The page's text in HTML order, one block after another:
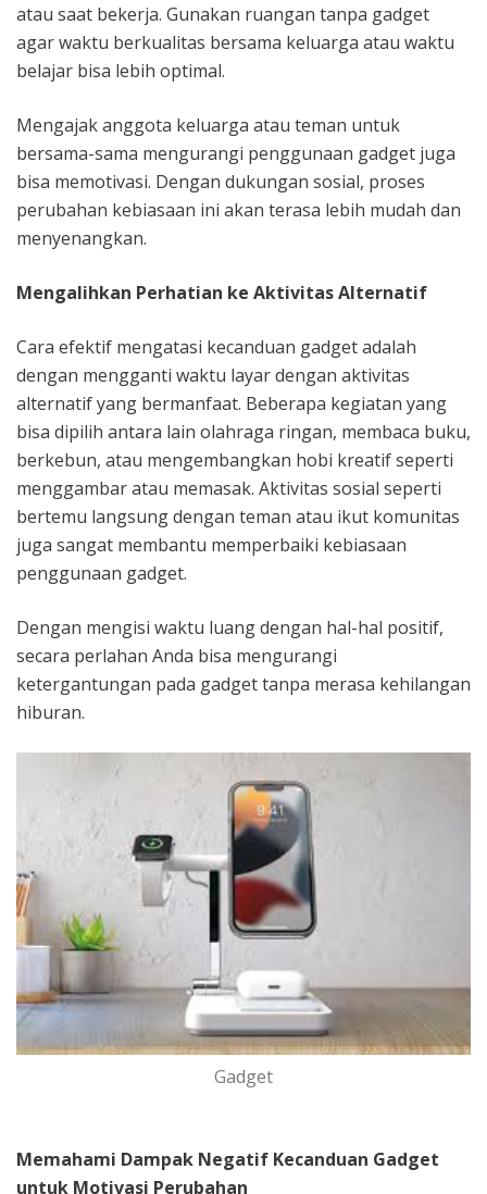
atau saat bekerja. Gunakan ruangan tanpa gadget
agar waktu berkualitas bersama keluarga atau waktu
belajar bisa lebih optimal.
Mengajak anggota keluarga atau teman untuk
bersama-sama mengurangi penggunaan gadget juga
bisa memotivasi. Dengan dukungan sosial, proses
perubahan kebiasaan ini akan terasa lebih mudah dan
menyenangkan.
Mengalihkan Perhatian ke Aktivitas Alternatif
Cara efektif mengatasi kecanduan gadget adalah
dengan mengganti waktu layar dengan aktivitas
alternatif yang bermanfaat. Beberapa kegiatan yang
bisa dipilih antara lain olahraga ringan, membaca buku,
berkebun, atau mengembangkan hobi kreatif seperti
menggambar atau memasak. Aktivitas sosial seperti
bertemu langsung dengan teman atau ikut komunitas
juga sangat membantu memperbaiki kebiasaan
penggunaan gadget.
Dengan mengisi waktu luang dengan hal-hal positif,
secara perlahan Anda bisa mengurangi
ketergantungan pada gadget tanpa merasa kehilangan
hiburan.
Gadget
Memahami Dampak Negatif Kecanduan Gadget
untuk Motivasi Perubahan